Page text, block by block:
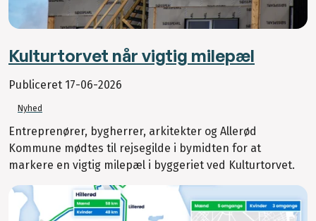
Kulturtorvet når vigtig milepæl
Publiceret 17-06-2026
Nyhed
Entreprenører, bygherrer, arkitekter og Allerød
Kommune mødtes til rejsegilde i bymidten for at
markere en vigtig milepæl i byggeriet ved Kulturtorvet.